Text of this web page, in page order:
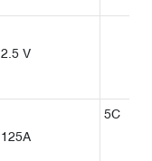
2.5 V
125A
5C